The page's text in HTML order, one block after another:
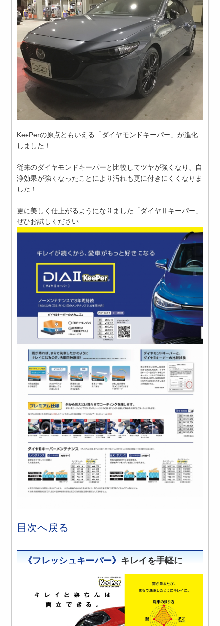
KeePerの原点ともいえる「ダイヤモンドキーパー」が進化
しました！
従来のダイヤモンドキーパーと比較してツヤが強くなり、自
浄効果が強くなったことにより汚れも更に付きにくくなりま
した！
更に美しく仕上がるようになりました「ダイヤⅡキーパー」
ぜひお試しください！
目次へ戻る
《フレッシュキーパー》 キレイを手軽に